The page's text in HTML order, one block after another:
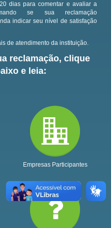
dias para comentar e avaliar a
se sua reclamação
indicar seu nível de satisfação
de atendimento da instituição.
reclamação, clique
e leia:
Empresas Participantes